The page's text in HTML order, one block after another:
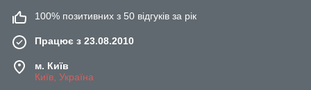
100% позитивних з 50 відгуків за рік
Працює з 23.08.2010
м. Київ
Київ, Україна